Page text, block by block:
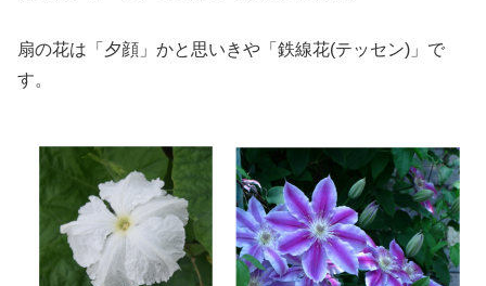
扇の花は「夕顔」かと思いきや「鉄線花(テッセン)」で
す。